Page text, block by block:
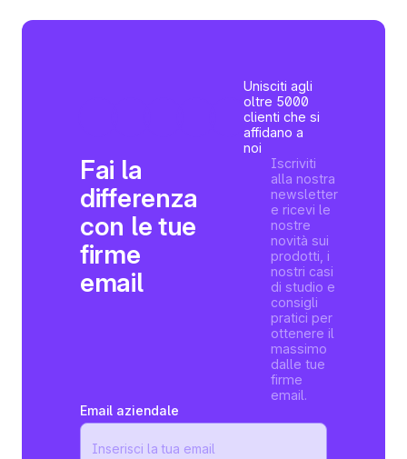
Unisciti agli
oltre 5000
clienti che si
affidano a
noi
Fai la
differenza
con le tue
firme
email
Iscriviti
alla nostra
newsletter
e ricevi le
nostre
novità sui
prodotti, i
nostri casi
di studio e
consigli
pratici per
ottenere il
massimo
dalle tue
firme
email.
Email aziendale